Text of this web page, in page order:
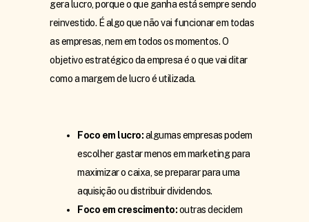
gera lucro, porque o que ganha está sempre sendo
reinvestido. É algo que não vai funcionar em todas
as empresas, nem em todos os momentos. O
objetivo estratégico da empresa é o que vai ditar
como a margem de lucro é utilizada.
Foco em lucro:algumas empresas podem
escolher gastar menos em marketing para
maximizar o caixa, se preparar para uma
aquisição ou distribuir dividendos.
Foco em crescimento:outras decidem